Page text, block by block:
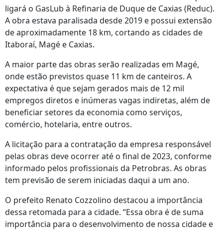
ligará o GasLub à Refinaria de Duque de Caxias (Reduc).
A obra estava paralisada desde 2019 e possui extensão
de aproximadamente 18 km, cortando as cidades de
Itaboraí, Magé e Caxias.
A maior parte das obras serão realizadas em Magé,
onde estão previstos quase 11 km de canteiros. A
expectativa é que sejam gerados mais de 12 mil
empregos diretos e inúmeras vagas indiretas, além de
beneficiar setores da economia como serviços,
comércio, hotelaria, entre outros.
A licitação para a contratação da empresa responsável
pelas obras deve ocorrer até o final de 2023, conforme
informado pelos profissionais da Petrobras. As obras
tem previsão de serem iniciadas daqui a um ano.
O prefeito Renato Cozzolino destacou a importância
dessa retomada para a cidade. “Essa obra é de suma
importância para o desenvolvimento de nossa cidade e